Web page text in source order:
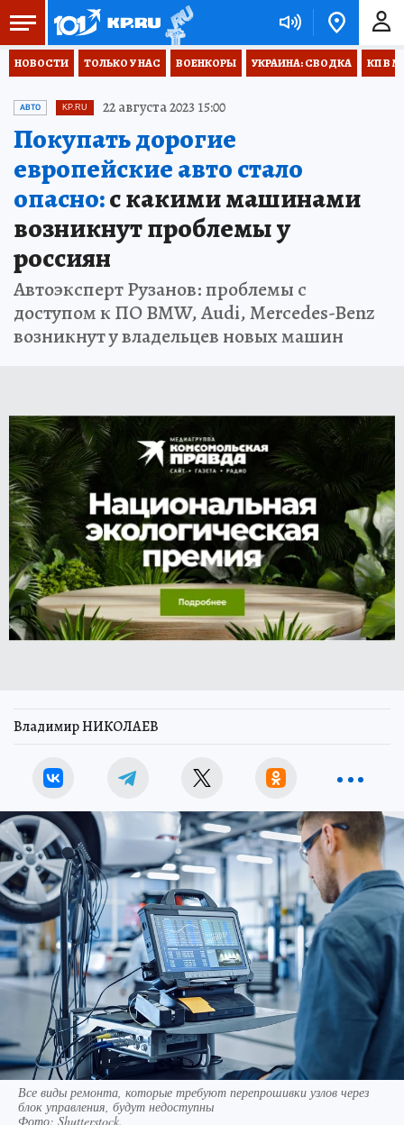
НОВОСТИ ТОЛЬКО У НАС ВОЕНКОРЫ УКРАИНА: СВОДКА КП В
АВТО KP.RU 22 августа 2023 15:00
Покупать дорогие
европейские авто стало
опасно:с какими машинами
возникнут проблемы у
россиян
Автоэксперт Рузанов: проблемы с
доступом к ПО BMW, Audi, Mercedes-Benz
возникнут у владельцев новых машин
Владимир НИКОЛАЕВ
Все виды ремонта, которые требуют перепрошивки узлов через
блок управления, будут недоступны
Фото: Shutterstock.